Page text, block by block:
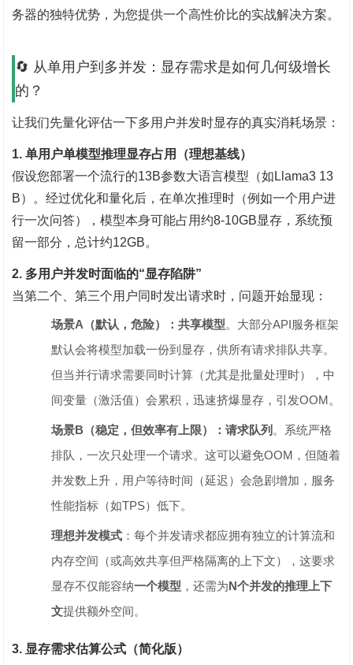
务器的独特优势，为您提供一个高性价比的实战解决方案。
🔄 从单用户到多并发：显存需求是如何几何级增长
的？
让我们先量化评估一下多用户并发时显存的真实消耗场景：
1. 单用户单模型推理显存占用（理想基线）
假设您部署一个流行的13B参数大语言模型（如Llama3 13
B）。经过优化和量化后，在单次推理时（例如一个用户进
行一次问答），模型本身可能占用约8-10GB显存，系统预
留一部分，总计约12GB。
2. 多用户并发时面临的“显存陷阱”
当第二个、第三个用户同时发出请求时，问题开始显现：
场景A（默认，危险）：共享模型‌。大部分API服务框架
默认会将模型加载一份到显存，供所有请求排队共享。
但当并行请求需要同时计算（尤其是批量处理时），中
间变量（激活值）会累积，迅速挤爆显存，引发OOM。
场景B（稳定，但效率有上限）：请求队列 ‌。系统严格
排队，一次只处理一个请求。这可以避免OOM，但随着
并发数上升，用户等待时间（延迟）会急剧增加，服务
性能指标（如TPS）低下。
理想并发模式 ‌：每个并发请求都应拥有独立的计算流和
内存空间（或高效共享但严格隔离的上下文），这要求
显存不仅能容纳‌一个模型 ‌，还需为‌N个并发的推理上下
文‌提供额外空间。
3. 显存需求估算公式（简化版）